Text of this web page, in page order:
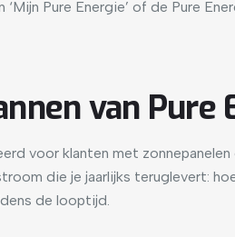
Pure Energie’ of de Pure
van Pure
voor klanten met
die je jaarlijks teruglevert:
de looptijd.